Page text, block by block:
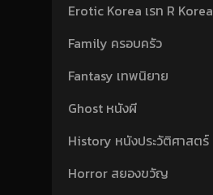
Erotic Korea เรท R Korea
Family ครอบครัว
Fantasy เทพนิยาย
Ghost หนังผี
History หนังประวัติศาสตร์
Horror สยองขวัญ